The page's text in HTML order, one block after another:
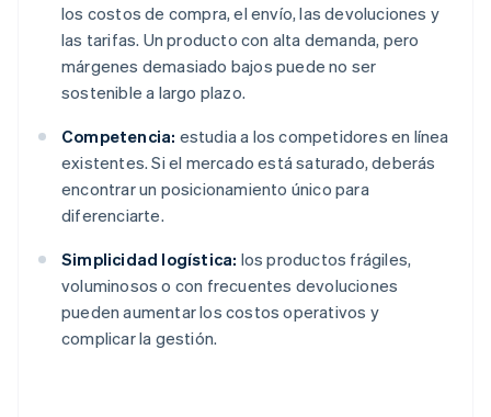
los costos de compra, el envío, las devoluciones y
las tarifas. Un producto con alta demanda, pero
márgenes demasiado bajos puede no ser
sostenible a largo plazo.
Competencia: estudia a los competidores en línea
existentes. Si el mercado está saturado, deberás
encontrar un posicionamiento único para
diferenciarte.
Simplicidad logística: los productos frágiles,
voluminosos o con frecuentes devoluciones
pueden aumentar los costos operativos y
complicar la gestión.